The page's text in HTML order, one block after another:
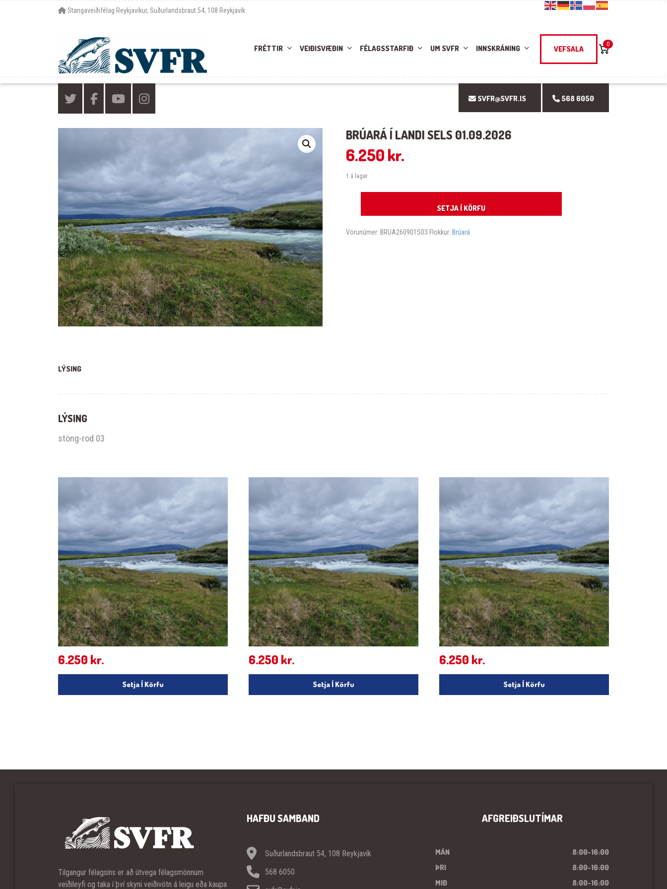
Stangaveiðifélag Reykjavíkur, Suðurlandsbraut 54, 108 Reykjavík
FRÉTTIR VEIÐISVÆÐIN FÉLAGSSTARFIÐ UM SVFR INNSKRÁNING VEFSALA
0
SVFR@SVFR.IS 568 6050
BRÚARÁ Í LANDI SELS 01.09.2026
6.250kr.
1 á lager
SETJA Í KÖRFU
Vörunúmer: BRUA260901S03 Flokkur: Brúará
LÝSING
LÝSING
stöng-rod 03
6.250 kr.
Setja Í Körfu
6.250 kr.
Setja Í Körfu
6.250 kr.
Setja Í Körfu
Tilgangur félagsins er að útvega félagsmönnum
veiðileyfi og taka í því skyni veiðivötn á leigu eða kaupa
HAFÐU SAMBAND
Suðurlandsbraut 54, 108 Reykjavík
568 6050
AFGREIÐSLUTÍMAR
MÁN
8:00-16:00
ÞRI
8:00-16:00
MIÐ
8:00-16:00